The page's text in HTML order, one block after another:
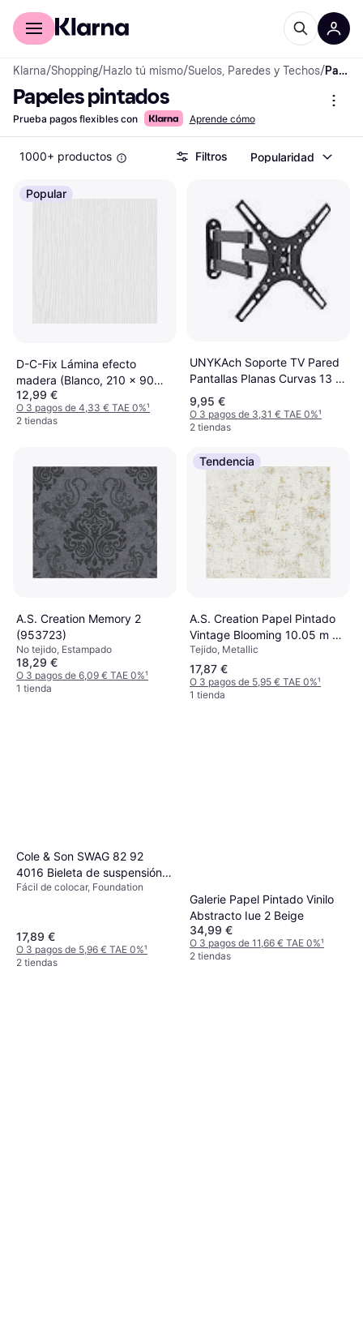
Comprar con Klarna
Klarna/Shopping/Hazlo tú mismo/Suelos, Paredes y Techos/ Papeles pintados
Papeles pintados
Prueba pagos flexibles con Aprende cómo
1000+ productos Filtros Popularidad
Popular
D-C-Fix Lámina efecto
madera (Blanco, 210 x 90
cm, Madera blanca,
Autoadhesivo)
12,99 €
O 3 pagos de 4,33 € TAE 0%¹
2 tiendas
UNYKAch Soporte TV Pared
Pantallas Planas Curvas 13 a
42 Pulgadas
9,95 €
O 3 pagos de 3,31 € TAE 0%¹
2 tiendas
A.S. Creation Memory 2
(953723)
No tejido, Estampado
18,29 €
O 3 pagos de 6,09 € TAE 0%¹
1 tienda
Tendencia
A.S. Creation Papel Pintado
Vintage Blooming 10.05 m x
0.53 m
Tejido, Metallic
17,87 €
O 3 pagos de 5,95 € TAE 0%¹
1 tienda
Cole & Son SWAG 82 92
4016 Bieleta de suspensión
Travesaños barras,
TERRANO 2, FORD: Maverick
SUV
Fácil de colocar, Foundation
17,89 €
O 3 pagos de 5,96 € TAE 0%¹
2 tiendas
Galerie Papel Pintado Vinilo
Abstracto Iue 2 Beige
34,99 €
O 3 pagos de 11,66 € TAE 0%¹
2 tiendas